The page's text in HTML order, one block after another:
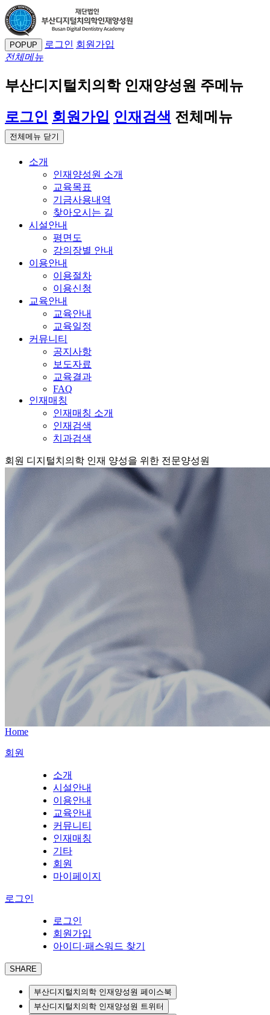
POPUP 로그인 회원가입
전체메뉴
부산디지털치의학 인재양성원 주메뉴
로그인 회원가입 인재검색 전체메뉴
전체메뉴 닫기
소개
인재양성원 소개
교육목표
기금사용내역
찾아오시는 길
시설안내
평면도
강의장별 안내
이용안내
이용절차
이용신청
교육안내
교육안내
교육일정
커뮤니티
공지사항
보도자료
교육결과
FAQ
인재매칭
인재매칭 소개
인재검색
치과검색
회원 디지털치의학 인재 양성을 위한 전문양성원
Home
회원
소개
시설안내
이용안내
교육안내
커뮤니티
인재매칭
기타
회원
마이페이지
로그인
로그인
회원가입
아이디·패스워드 찾기
SHARE
부산디지털치의학 인재양성원 페이스북
부산디지털치의학 인재양성원 트위터